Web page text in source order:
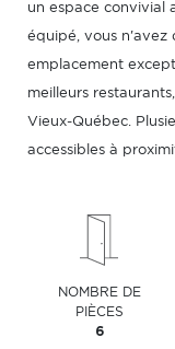
un espace convivial
équipé, vous n'avez
emplacement
meilleurs
Vieux-Québec.
accessibles à
NOMBRE DE
PIÈCES
6